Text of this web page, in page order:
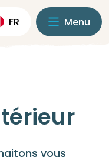
FR Menu
vous